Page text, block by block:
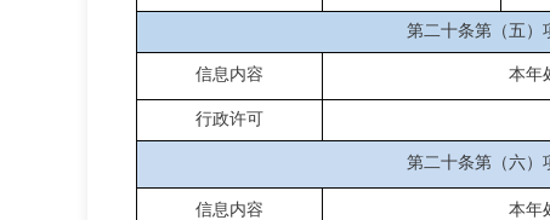
第二十条第（五）
信息内容 本年
行政许可
第二十条第（六）
信息内容 本年